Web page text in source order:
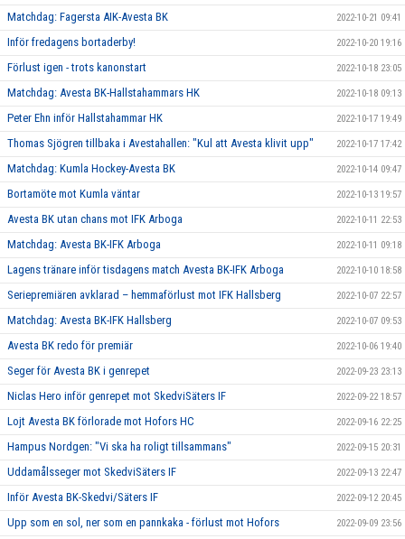
Matchdag: Fagersta AIK-Avesta BK 2022-10-21 09:41
Inför fredagens bortaderby! 2022-10-20 19:16
Förlust igen - trots kanonstart 2022-10-18 23:05
Matchdag: Avesta BK-Hallstahammars HK 2022-10-18 09:13
Peter Ehn inför Hallstahammar HK 2022-10-17 19:49
Thomas Sjögren tillbaka i Avestahallen: "Kul att Avesta klivit upp" 2022-10-17 17:42
Matchdag: Kumla Hockey-Avesta BK 2022-10-14 09:47
Bortamöte mot Kumla väntar 2022-10-13 19:57
Avesta BK utan chans mot IFK Arboga 2022-10-11 22:53
Matchdag: Avesta BK-IFK Arboga 2022-10-11 09:18
Lagens tränare inför tisdagens match Avesta BK-IFK Arboga 2022-10-10 18:58
Seriepremiären avklarad – hemmaförlust mot IFK Hallsberg 2022-10-07 22:57
Matchdag: Avesta BK-IFK Hallsberg 2022-10-07 09:53
Avesta BK redo för premiär 2022-10-06 19:40
Seger för Avesta BK i genrepet 2022-09-23 23:13
Niclas Hero inför genrepet mot SkedviSäters IF 2022-09-22 18:57
Lojt Avesta BK förlorade mot Hofors HC 2022-09-16 22:25
Hampus Nordgen: "Vi ska ha roligt tillsammans" 2022-09-15 20:31
Uddamålsseger mot SkedviSäters IF 2022-09-13 22:47
Inför Avesta BK-Skedvi/Säters IF 2022-09-12 20:45
Upp som en sol, ner som en pannkaka - förlust mot Hofors 2022-09-09 23:56